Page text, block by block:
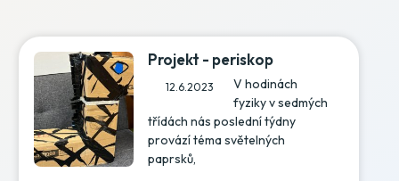
Projekt - periskop
12.6.2023
V hodinách
fyziky v sedmých
třídách nás poslední týdny
provází téma světelných
paprsků,